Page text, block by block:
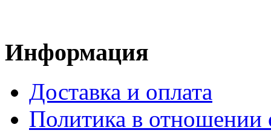
Информация
Доставка и оплата
Политика в отношении